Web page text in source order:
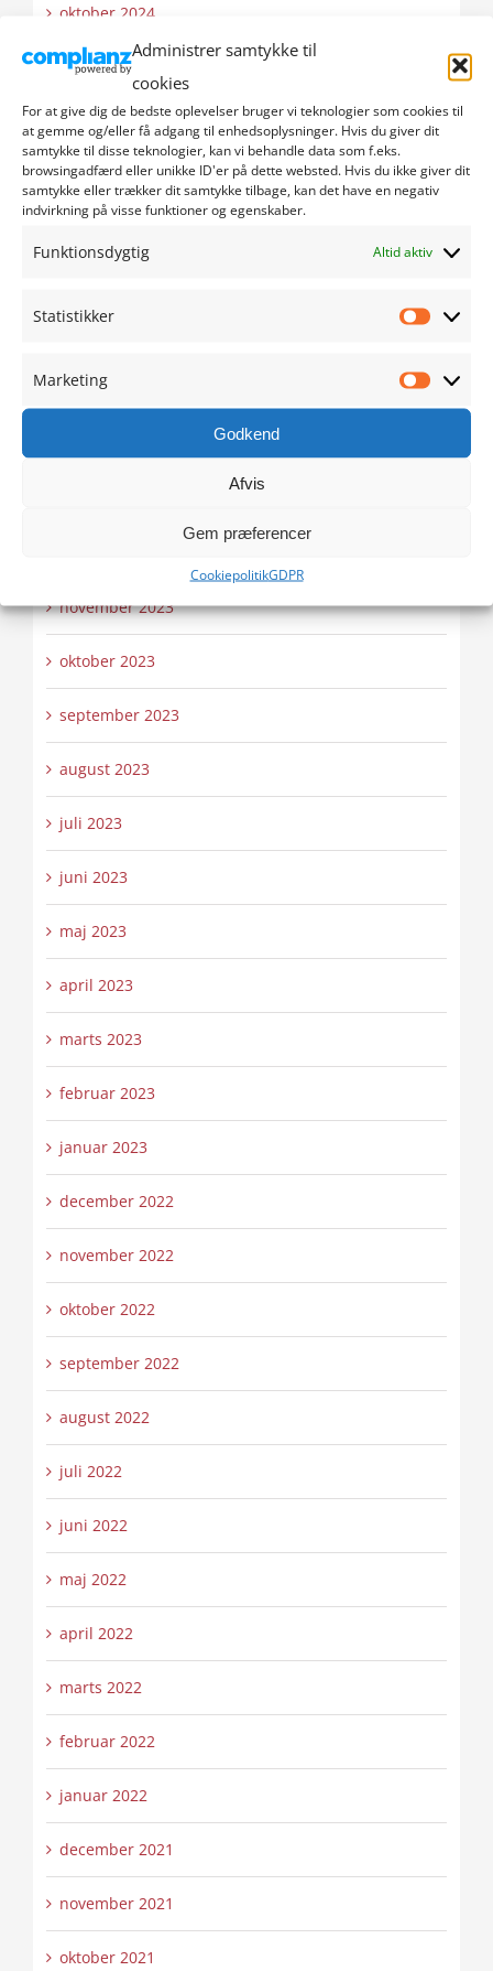
Administrer samtykke til
cookies
For at give dig de bedste oplevelser bruger vi teknologier som cookies til
at gemme og/eller få adgang til enhedsoplysninger. Hvis du giver dit
samtykke til disse teknologier, kan vi behandle data som f.eks.
browsingadfærd eller unikke ID'er på dette websted. Hvis du ikke giver dit
samtykke eller trækker dit samtykke tilbage, kan det have en negativ
indvirkning på visse funktioner og egenskaber.
Funktionsdygtig Altid aktiv
Statistikker
Marketing
Godkend
Afvis
Gem præferencer
CookiepolitikGDPR
oktober 2024
september 2024
august 2024
juli 2024
marts 2024
november 2023
oktober 2023
september 2023
august 2023
juli 2023
juni 2023
maj 2023
april 2023
marts 2023
februar 2023
januar 2023
december 2022
november 2022
oktober 2022
september 2022
august 2022
juli 2022
juni 2022
maj 2022
april 2022
marts 2022
februar 2022
januar 2022
december 2021
november 2021
oktober 2021